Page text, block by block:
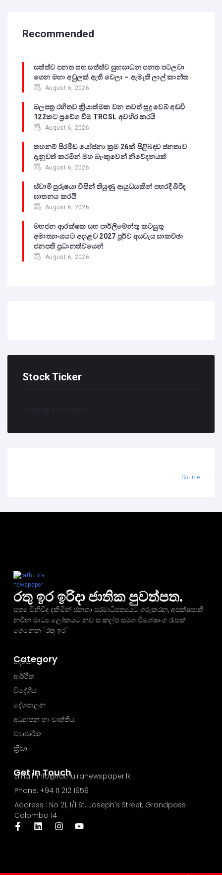
Recommended
සත්ත්ව පනත සහ සත්ත්ව සුභසාධන පනත පටලවා
ගෙන මහා අවුලක් ඇති වෙලා – ඇමැති ලාල් කාන්ත
August 6, 2026
බලපත්‍ර රහිතව ක්‍රියාත්මක වන තවත් සූදු වෙබ් අඩවි
122කට ප්‍රවේශ වීම TRCSL අවහිර කරයි
August 6, 2026
තහනම් පිරමීඩ යෝජනා ක්‍රම 26ක් පිළිබඳව ජනතාව
දැනුවත් කරමින් මහ බැංකුවෙන් නිවේදනයක්
August 6, 2026
ස්වාමි පුරුෂයා විසින් තියුණු ආයුධයකින් පහරදී බිරිඳ
ඝාතනය කරයි
August 6, 2026
මහජන ආරක්ෂක සහ පාර්ලිමේන්තු කටයුතු
අමාත්‍යාංශයට අදාළව 2027 පූර්ව අයවැය සාකච්ඡා
ජනපති ප්‍රධානත්වයෙන්
August 6, 2026
Stock Ticker
Loading stock data...
Source
රතු ඉර ඉරිදා ජාතික පුවත්පත.
සත්‍ය විනිවිද දකිමින් ජනතා පරමාධිපත්‍යයට ගරුකරන, අපක්ෂපාතී
නවීන මාධ්‍ය ලෝකයට නව සංකල්ප සමග විශේෂාංග රැසක්
ගෙනෙන "රතු ඉර"
Get In Touch
Email: info@rathuiranewspaper.lk
Phone: +94 11 212 1959
Address : No 21, 1/1 St. Joseph's Street, Grandpass
Colombo 14
Category
දේශීය
ආර්ථික
විදේශීය
දේශපාලන
අධ්‍යාපන හා වෘත්තීය
ව්‍යාපාරික
ක්‍රීඩා